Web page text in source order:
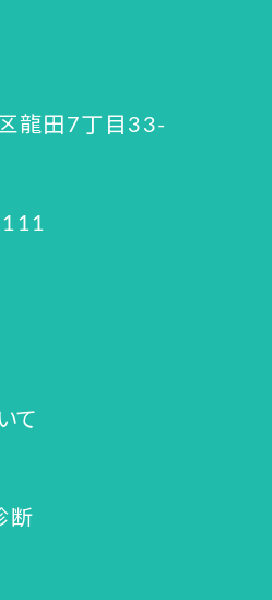
龍田7丁目33-
て
断